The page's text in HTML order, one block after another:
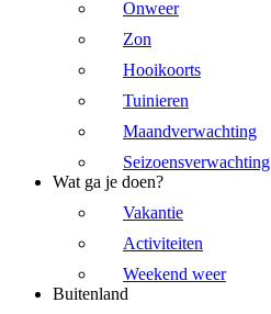
Onweer
Zon
Hooikoorts
Tuinieren
Maandverwachting
Seizoensverwachting
Wat ga je doen?
Vakantie
Activiteiten
Weekend weer
Buitenland